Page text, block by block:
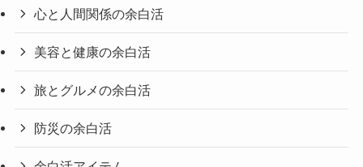
心と人間関係の余白活
美容と健康の余白活
旅とグルメの余白活
防災の余白活